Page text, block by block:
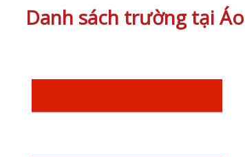
Danh sách trường tại Áo